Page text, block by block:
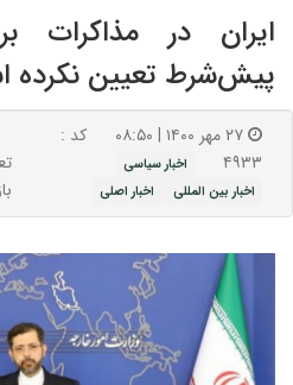
ایران در مذاکرات
پیش‌شرط تعیین نکرده
کد :
۴۹۳۳
اخبار سیاسی
اخبار بین المللی
اخبار اصلی